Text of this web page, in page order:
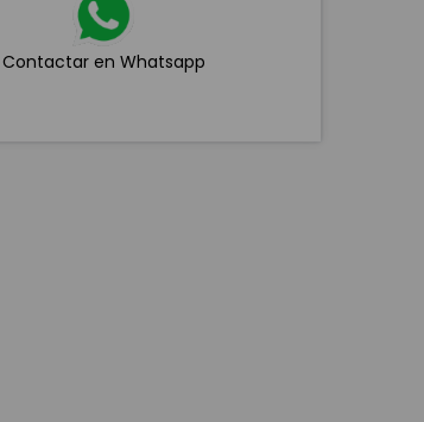
Contactar en Whatsapp